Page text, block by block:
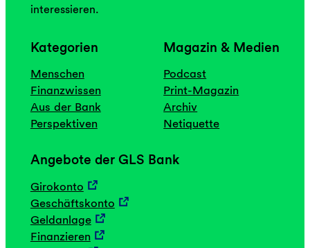
interessieren.
Kategorien
Menschen
Finanzwissen
Aus der Bank
Perspektiven
Magazin & Medien
Podcast
Print-Magazin
Archiv
Netiquette
Angebote der GLS Bank
Girokonto
Geschäftskonto
Geldanlage
Finanzieren